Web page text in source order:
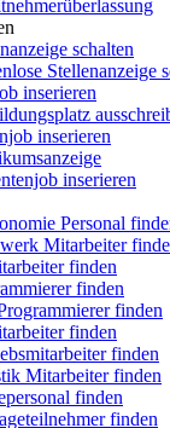
schalten
Stellenanzeige
inserieren
inserieren
inserieren
Personal
Mitarbeiter
finden
finden
finden
finden
finden
Mitarbeiter finden
finden
finden